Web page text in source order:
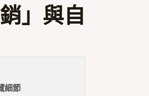
」與自
細節